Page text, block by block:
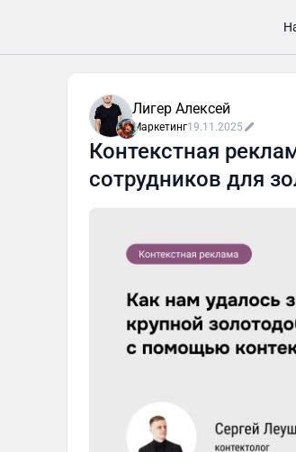
Лигер Алексей
Маркетинг19.11.2025
Контекстная
сотрудников для